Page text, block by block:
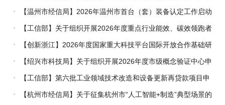
的通知【温州市经信局】2026年温州市首台（套）装备认定工作启动
【工信部】关于组织开展2026年度重点行业能效、碳效领跑者
企业推荐工作的通知
【创新浙江】2026年度国家重大科技平台国际开放合作基础研
究专项（试点）项目指南
【绍兴市科技局】关于组织开展2026年度市级概念验证中心申
报工作的通知
【工信部】第六批工业领域技术改造和设备更新再贷款项目申
报工作启动
【杭州市经信局】关于征集杭州市“人工智能+制造”典型场景的